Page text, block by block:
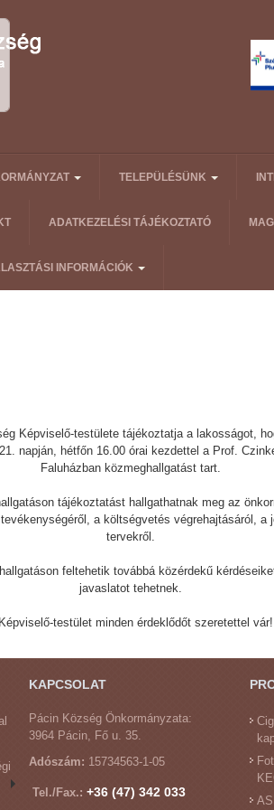
TELEPÜLÉSÜNK
ADATKEZELÉSI TÁJÉKOZTATÓ
INFORMÁCIÓK
Képviselő-testülete tájékoztatja a lakosságot,
napján, hétfőn 16.00 órai kezdettel a Prof.
Faluházban közmeghallgatást tart.
tájékoztatást hallgathatnak meg az
a költségvetés végrehajtásáról, a
tervekről.
feltehetik továbbá közérdekű
javaslatot tehetnek.
testület minden érdeklődőt szeretettel vár!
KAPCSOLAT
Pácin Község Önkormányzata:
3964 Pácin, Fő u. 35.
Adószám: 15734563-1-05
Tel./Fax.: +36 (47) 342 033